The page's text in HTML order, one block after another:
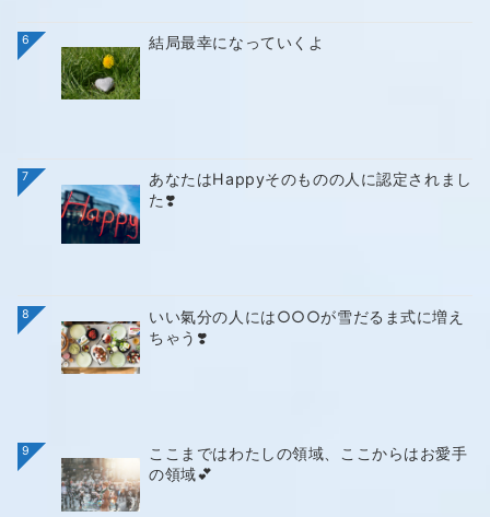
6 結局最幸になっていくよ
7
あなたはHappyそのものの人に認定されまし
た❣️
8
いい氣分の人には○○○が雪だるま式に増え
ちゃう❣️
9
ここまではわたしの領域、ここからはお愛手
の領域💕